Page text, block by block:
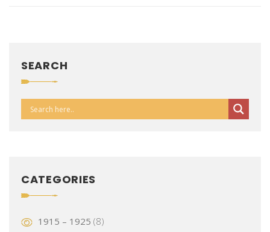
SEARCH
CATEGORIES
1915 – 1925 (8)